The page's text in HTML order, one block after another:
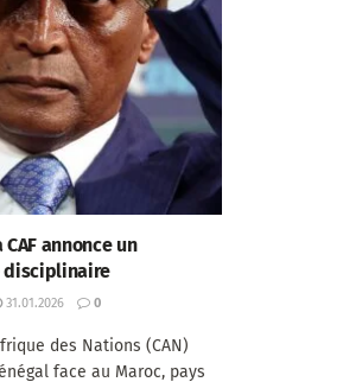
annonce un
disciplinaire
31.01.2026 0
des Nations (CAN)
face au Maroc, pays